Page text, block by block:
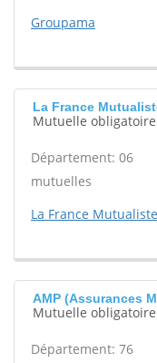
Groupama
La France
Mutuelle
Département: 06
mutuelles
La France Mutualiste
AMP (Assurances
Mutuelle
Département: 76